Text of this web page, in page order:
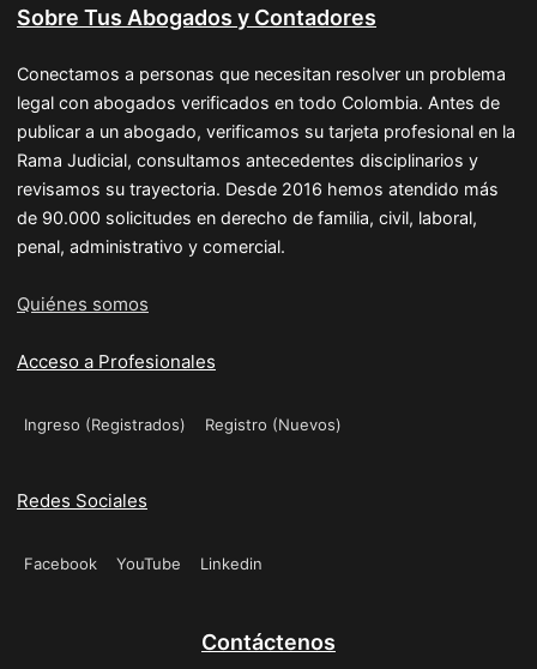
Sobre Tus Abogados y Contadores
Conectamos a personas que necesitan resolver un problema
legal con abogados verificados en todo Colombia. Antes de
publicar a un abogado, verificamos su tarjeta profesional en la
Rama Judicial, consultamos antecedentes disciplinarios y
revisamos su trayectoria. Desde 2016 hemos atendido más
de 90.000 solicitudes en derecho de familia, civil, laboral,
penal, administrativo y comercial.
Quiénes somos
Acceso a Profesionales
Ingreso (Registrados) Registro (Nuevos)
Redes Sociales
Facebook YouTube Linkedin
Contáctenos